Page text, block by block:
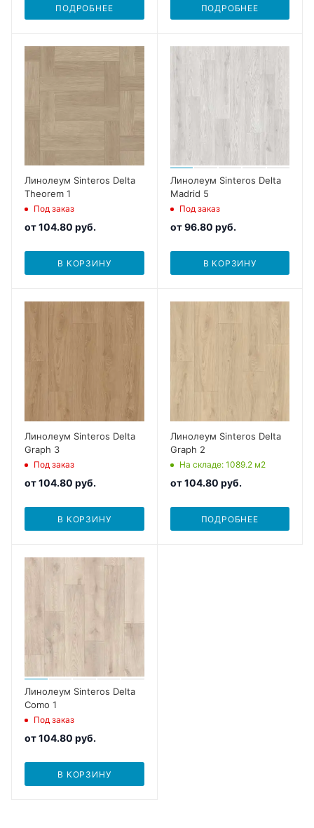
ПОДРОБНЕЕ ПОДРОБНЕЕ
Линолеум Sinteros Delta
Theorem 1
Под заказ
от104.80 руб.
В КОРЗИНУ
Линолеум Sinteros Delta
Madrid 5
Под заказ
от96.80 руб.
В КОРЗИНУ
Линолеум Sinteros Delta
Graph 3
Под заказ
от104.80 руб.
В КОРЗИНУ
Линолеум Sinteros Delta
Graph 2
На складе: 1089.2 м2
от104.80 руб.
ПОДРОБНЕЕ
Линолеум Sinteros Delta
Como 1
Под заказ
от104.80 руб.
В КОРЗИНУ